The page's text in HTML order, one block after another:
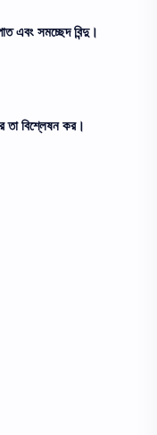
এবং সমচ্ছেদ বিন্দু।
তা বিশ্লেষন কর।